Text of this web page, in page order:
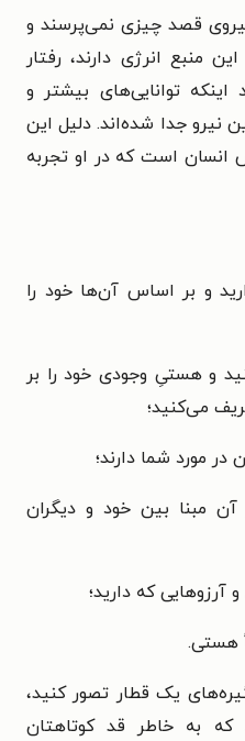
قصد چیزی نمی‌پرسند و
منبع انرژی دارند، رفتار
اینکه توانایی‌های بیشتر و
نیرو جدا شده‌اند. دلیل این
از ۶ ویژگی نفس انسان است که در او تجربه
و بر اساس آن‌ها خود را
و هستیِ وجودی خود را بر
می‌کنید؛
مبنا بین خود و دیگران
یک قطار تصور کنید،
به خاطر قد کوتاهتان